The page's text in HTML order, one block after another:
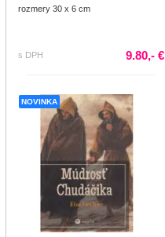
rozmery 30 x 6 cm
s DPH 9.80,- €
NOVINKA